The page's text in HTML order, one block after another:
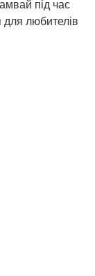
під час
для любителів